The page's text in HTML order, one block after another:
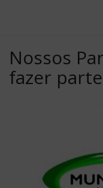
Nossos
fazer